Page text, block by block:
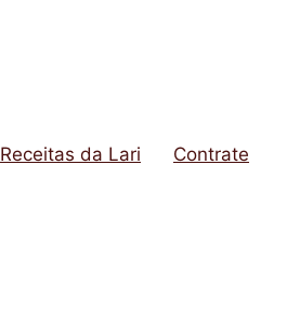
Receitas da Lari Contrate